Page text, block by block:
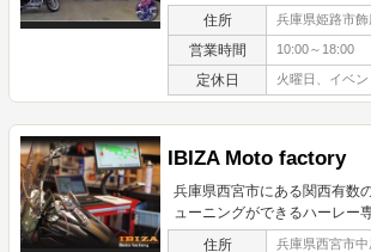
住所 兵庫県姫路市
営業時間 10:00～18:00
定休日 火曜日、イベン
IBIZA Moto factory
兵庫県西宮市にある関西有数
ューニングができるハーレー
住所 兵庫県西宮市